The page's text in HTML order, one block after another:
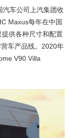
车公司上汽集团收
Maxus每年在中国
供各种尺寸和配置
车产品线。2020年
V90 Villa